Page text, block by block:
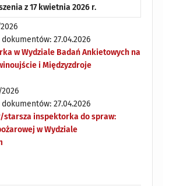
z 17 kwietnia 2026 r.
27.04.2026
w Wydziale Badań Ankietowych na
i Międzyzdroje
27.04.2026
inspektorka do spraw:
w Wydziale